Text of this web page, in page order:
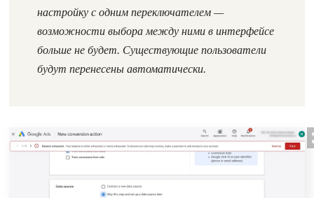
настройку с одним переключателем —
возможности выбора между ними в интерфейсе
больше не будет. Существующие пользователи
будут перенесены автоматически.